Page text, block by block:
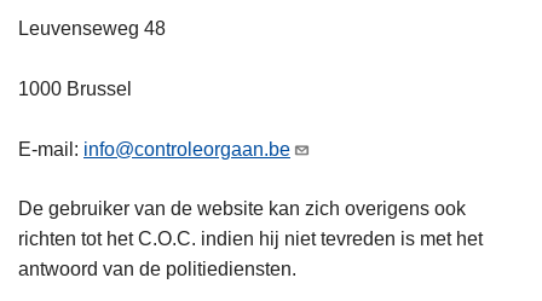
Leuvenseweg 48
1000 Brussel
E-mail: info@controleorgaan.be
De gebruiker van de website kan zich overigens ook
richten tot het C.O.C. indien hij niet tevreden is met het
antwoord van de politiediensten.